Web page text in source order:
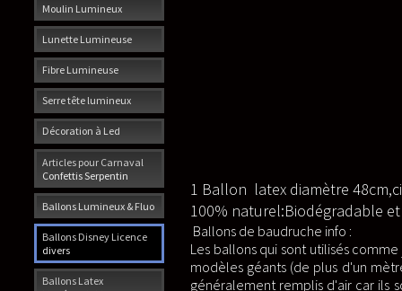
Moulin Lumineux
Lunette Lumineuse
Fibre Lumineuse
Serre tête lumineux
Décoration à Led
Articles pour Carnaval
Confettis Serpentin
Ballons Lumineux & Fluo
Ballons Disney Licence
divers
Ballons Latex
1 Ballon latex diamètre
100% naturel:Biodégradable
Ballons de baudruche info :
Les ballons qui sont utilisés comme
modèles géants (de plus d'un
généralement remplis d'air car ils